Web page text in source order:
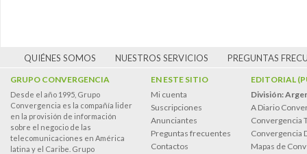
QUIÉNES SOMOS NUESTROS SERVICIOS PREGUNTAS
GRUPO CONVERGENCIA
Desde el año 1995, Grupo
Convergencia es la compañía lider
en la provisión de información
sobre el negocio de las
telecomunicaciones en América
latina y el Caribe. Grupo
EN ESTE SITIO
Mi cuenta
Suscripciones
Anunciantes
Preguntas frecuentes
Contactos
EDITORIAL
División:
A Diario
Convergencia
Convergencia
Mapas de